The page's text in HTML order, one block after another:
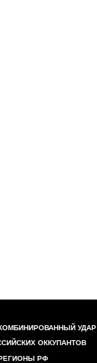
УДАР
ОККУПАНТОВ
РФ